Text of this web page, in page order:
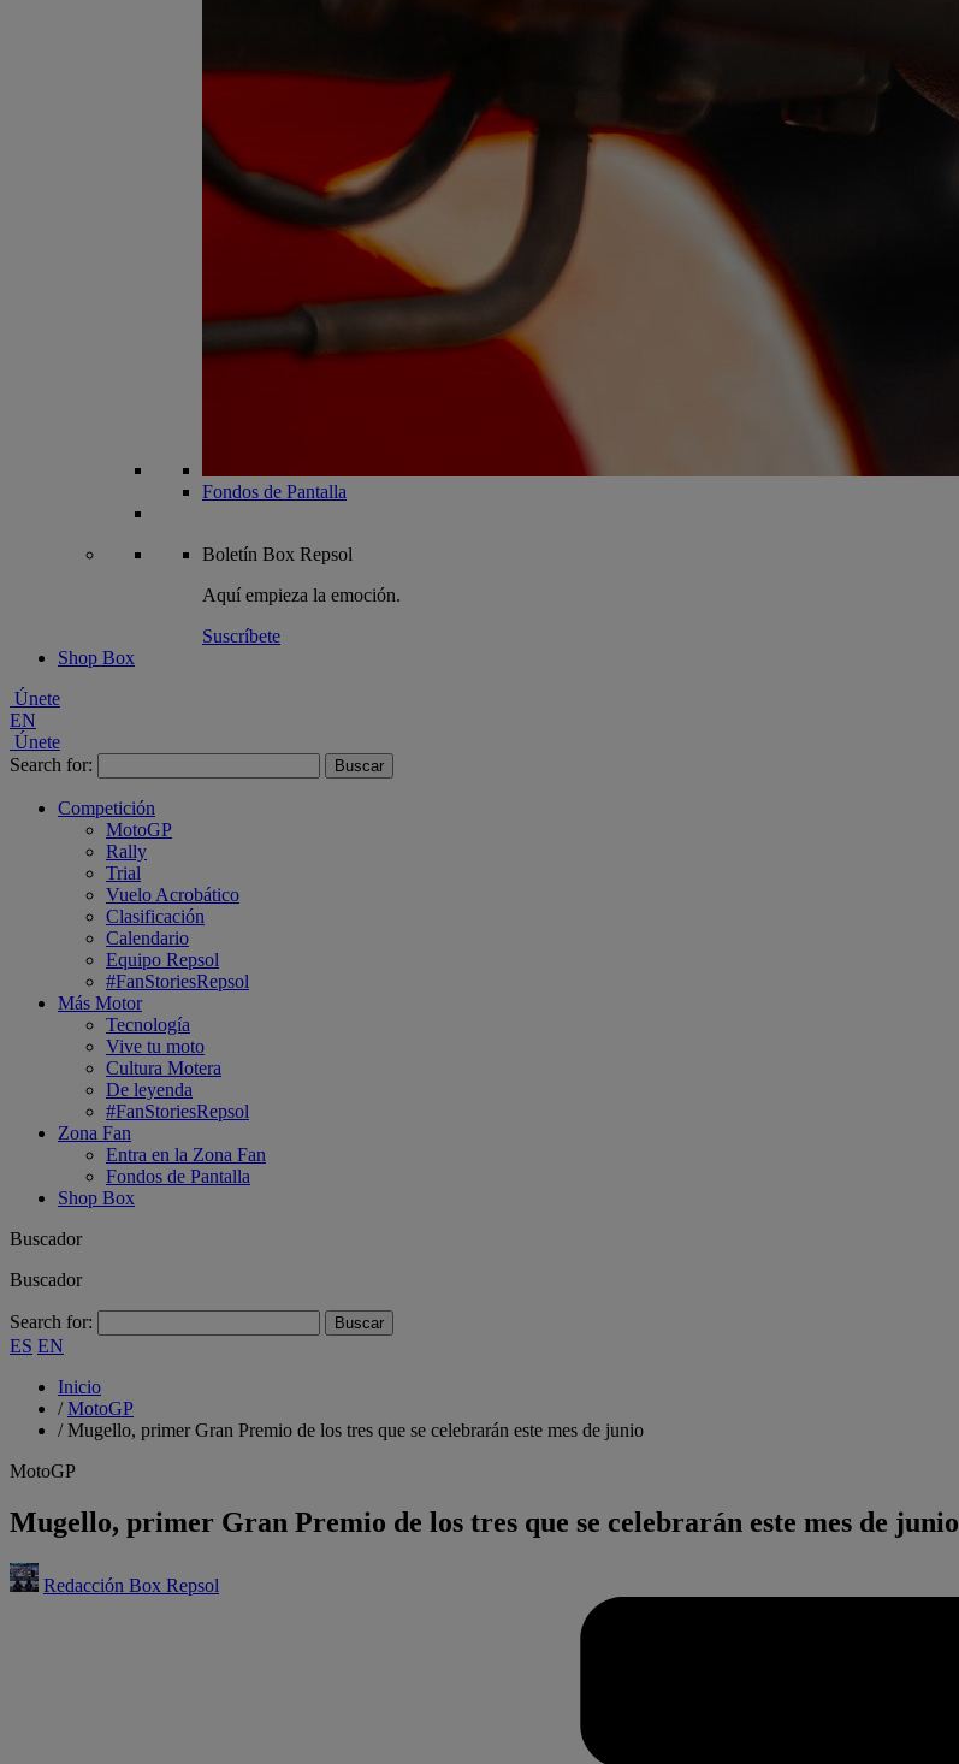
Fondos de Pantalla
Boletín Box Repsol
Aquí empieza la emoción.
Suscríbete
Shop Box
Únete
EN
Únete
Search for:
Competición
MotoGP
Rally
Trial
Vuelo Acrobático
Clasificación
Calendario
Equipo Repsol
#FanStoriesRepsol
Más Motor
Tecnología
Vive tu moto
Cultura Motera
De leyenda
#FanStoriesRepsol
Zona Fan
Entra en la Zona Fan
Fondos de Pantalla
Shop Box
Buscador
Buscador
Search for:
ES EN
Inicio
/MotoGP
/Mugello, primer Gran Premio de los tres que se celebrarán este mes de junio
MotoGP
Mugello, primer Gran Premio de los tres que se celebrarán este mes de junio
Redacción Box Repsol